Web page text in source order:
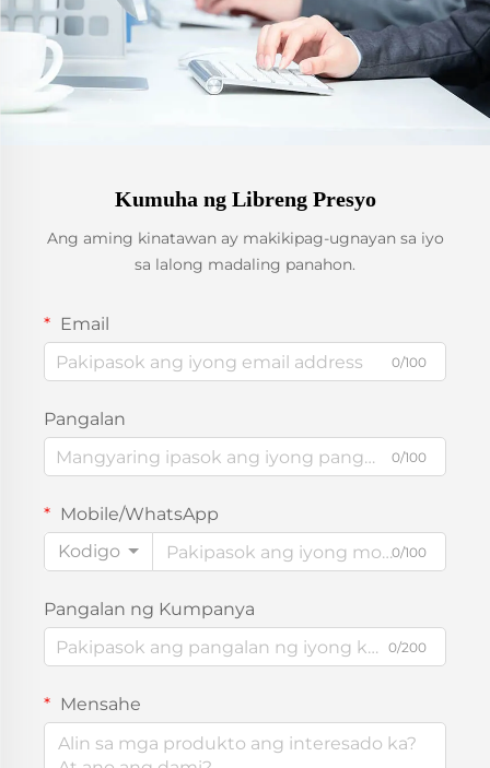
Kumuha ng Libreng Presyo
Ang aming kinatawan ay makikipag-ugnayan sa iyo
sa lalong madaling panahon.
Email
0/100
Pangalan
0/100
Mobile/WhatsApp
Kodigo
0/100
Pangalan ng Kumpanya
0/200
Mensahe